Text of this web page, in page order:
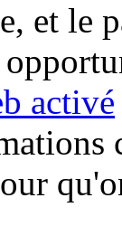
et le
activé